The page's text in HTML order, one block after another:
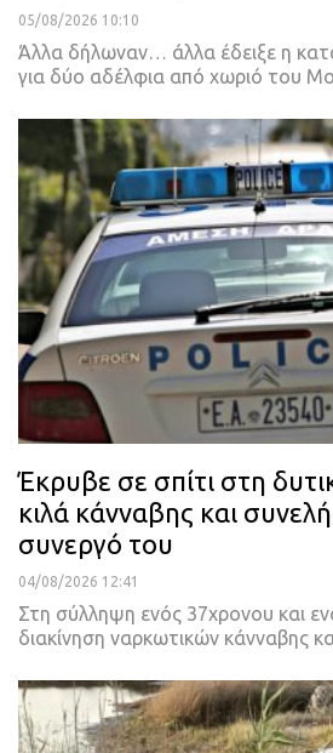
05/08/2026 10:10
Άλλα δήλωναν… άλλα έδειξε η
για δύο αδέλφια από χωριό του
Έκρυβε σε σπίτι στη
κιλά κάνναβης και
συνεργό του
04/08/2026 12:41
Στη σύλληψη ενός 37χρονου και
διακίνηση ναρκωτικών κάνναβης